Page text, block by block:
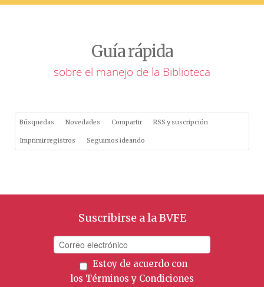
Guía rápida
sobre el manejo de la Biblioteca
Búsquedas Novedades Compartir RSS y suscripción
Imprimir registros Seguimos ideando
Suscribirse a la BVFE
Estoy de acuerdo con
los Términos y Condiciones